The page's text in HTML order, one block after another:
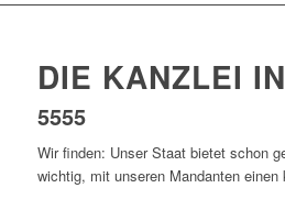
DIE KANZLEI
5555
Wir finden: Unser Staat bietet schon
wichtig, mit unseren Mandanten